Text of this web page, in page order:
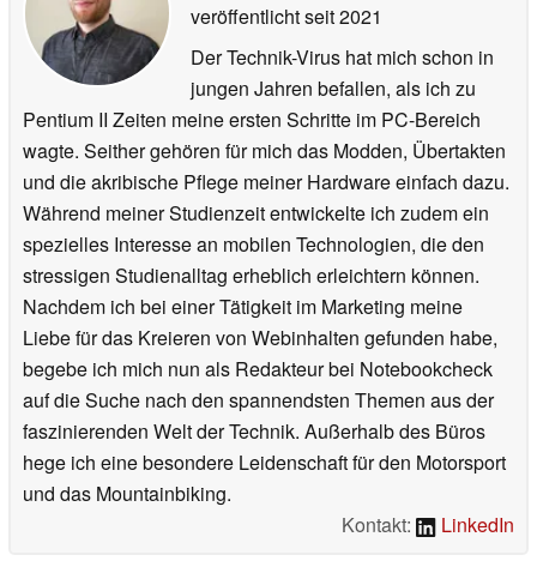
veröffentlichtseit 2021
Der Technik-Virus hat mich schon in
jungen Jahren befallen, als ich zu
Pentium II Zeiten meine ersten Schritte im PC-Bereich
wagte. Seither gehören für mich das Modden, Übertakten
und die akribische Pflege meiner Hardware einfach dazu.
Während meiner Studienzeit entwickelte ich zudem ein
spezielles Interesse an mobilen Technologien, die den
stressigen Studienalltag erheblich erleichtern können.
Nachdem ich bei einer Tätigkeit im Marketing meine
Liebe für das Kreieren von Webinhalten gefunden habe,
begebe ich mich nun als Redakteur bei Notebookcheck
auf die Suche nach den spannendsten Themen aus der
faszinierenden Welt der Technik. Außerhalb des Büros
hege ich eine besondere Leidenschaft für den Motorsport
und das Mountainbiking.
Kontakt:
LinkedIn